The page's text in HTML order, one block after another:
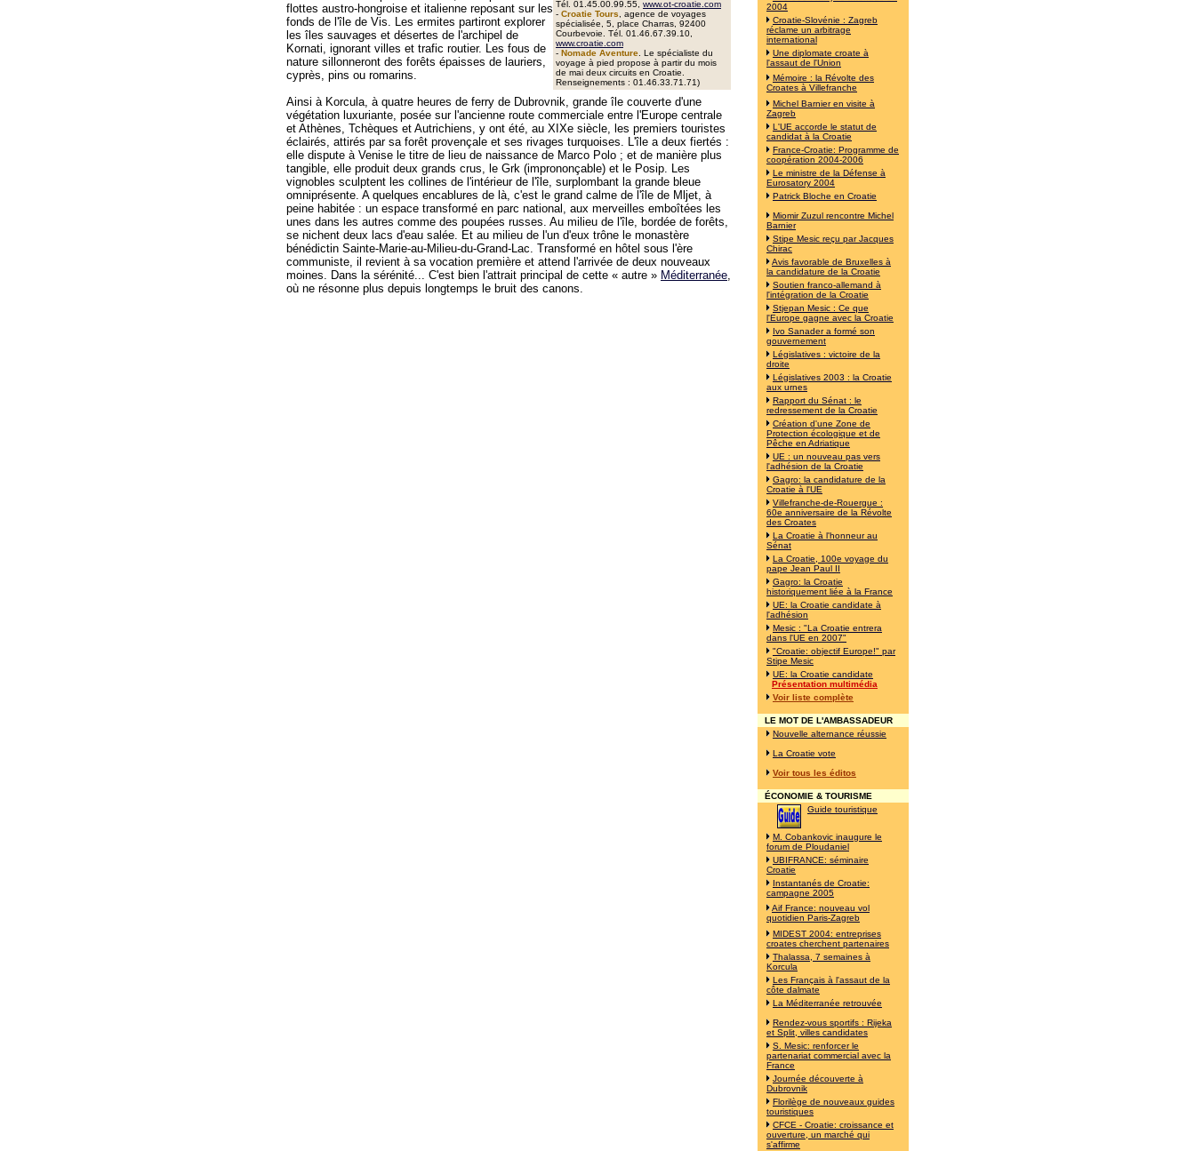
Tél. 01.45.00.99.55, www.ot-croatie.com
- Croatie Tours , agence de voyages
spécialisée, 5, place Charras, 92400
Courbevoie. Tél. 01.46.67.39.10,
www.croatie.com
- Nomade Aventure . Le spécialiste du
voyage à pied propose à partir du mois
de mai deux circuits en Croatie.
Renseignements : 01.46.33.71.71)
flottes austro-hongroise et italienne reposant sur les
fonds de l'île de Vis. Les ermites partiront explorer
les îles sauvages et désertes de l'archipel de
Kornati, ignorant villes et trafic routier. Les fous de
nature sillonneront des forêts épaisses de lauriers,
cyprès, pins ou romarins.
Ainsi à Korcula, à quatre heures de ferry de Dubrovnik, grande île couverte d'une
végétation luxuriante, posée sur l'ancienne route commerciale entre l'Europe centrale
et Athènes, Tchèques et Autrichiens, y ont été, au XIXe siècle, les premiers touristes
éclairés, attirés par sa forêt provençale et ses rivages turquoises. L'île a deux fiertés :
elle dispute à Venise le titre de lieu de naissance de Marco Polo ; et de manière plus
tangible, elle produit deux grands crus, le Grk (imprononçable) et le Posip. Les
vignobles sculptent les collines de l'intérieur de l'île, surplombant la grande bleue
omniprésente. A quelques encablures de là, c'est le grand calme de l'île de Mljet, à
peine habitée : un espace transformé en parc national, aux merveilles emboîtées les
unes dans les autres comme des poupées russes. Au milieu de l'île, bordée de forêts,
se nichent deux lacs d'eau salée. Et au milieu de l'un d'eux trône le monastère
bénédictin Sainte-Marie-au-Milieu-du-Grand-Lac. Transformé en hôtel sous l'ère
communiste, il revient à sa vocation première et attend l'arrivée de deux nouveaux
moines. Dans la sérénité... C'est bien l'attrait principal de cette « autre » Méditerranée,
où ne résonne plus depuis longtemps le bruit des canons.
2004
Croatie-Slovénie : Zagreb
réclame un arbitrage
international
Une diplomate croate à
l'assaut de l'Union
Mémoire : la Révolte des
Croates à Villefranche
Michel Barnier en visite à
Zagreb
L'UE accorde le statut de
candidat à la Croatie
France-Croatie: Programme de
coopération 2004-2006
Le ministre de la Défense à
Eurosatory 2004
Patrick Bloche en Croatie
Miomir Zuzul rencontre Michel
Barnier
Stipe Mesic reçu par Jacques
Chirac
Avis favorable de Bruxelles à
la candidature de la Croatie
Soutien franco-allemand à
l'intégration de la Croatie
Stjepan Mesic : Ce que
l'Europe gagne avec la Croatie
Ivo Sanader a formé son
gouvernement
Législatives : victoire de la
droite
Législatives 2003 : la Croatie
aux urnes
Rapport du Sénat : le
redressement de la Croatie
Création d'une Zone de
Protection écologique et de
Pêche en Adriatique
UE : un nouveau pas vers
l'adhésion de la Croatie
Gagro: la candidature de la
Croatie à l'UE
Villefranche-de-Rouergue :
60e anniversaire de la Révolte
des Croates
La Croatie à l'honneur au
Sénat
La Croatie, 100e voyage du
pape Jean Paul II
Gagro: la Croatie
historiquement liée à la France
UE: la Croatie candidate à
l'adhésion
Mesic : "La Croatie entrera
dans l'UE en 2007"
"Croatie: objectif Europe!" par
Stipe Mesic
UE: la Croatie candidate
Présentation multimédia
Voir liste complète
LE MOT DE L'AMBASSADEUR
Nouvelle alternance réussie
La Croatie vote
Voir tous les éditos
ÉCONOMIE & TOURISME
Guide touristique
M. Cobankovic inaugure le
forum de Ploudaniel
UBIFRANCE: séminaire
Croatie
Instantanés de Croatie:
campagne 2005
Aif France: nouveau vol
quotidien Paris-Zagreb
MIDEST 2004: entreprises
croates cherchent partenaires
Thalassa, 7 semaines à
Korcula
Les Français à l'assaut de la
côte dalmate
La Méditerranée retrouvée
Rendez-vous sportifs : Rijeka
et Split, villes candidates
S. Mesic: renforcer le
partenariat commercial avec la
France
Journée découverte à
Dubrovnik
Florilège de nouveaux guides
touristiques
CFCE - Croatie: croissance et
ouverture, un marché qui
s'affirme